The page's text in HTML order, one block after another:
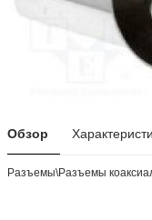
Обзор
Разъeмы\Разъeмы